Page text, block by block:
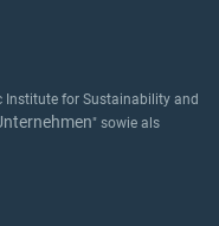
Institute for Sustainability and
" sowie als